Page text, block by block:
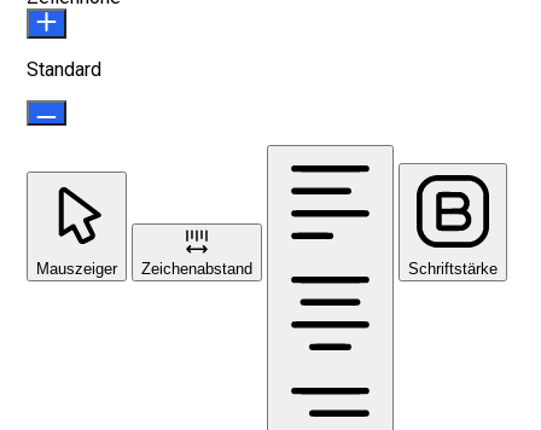
Standard
Mauszeiger Zeichenabstand Schriftstärke